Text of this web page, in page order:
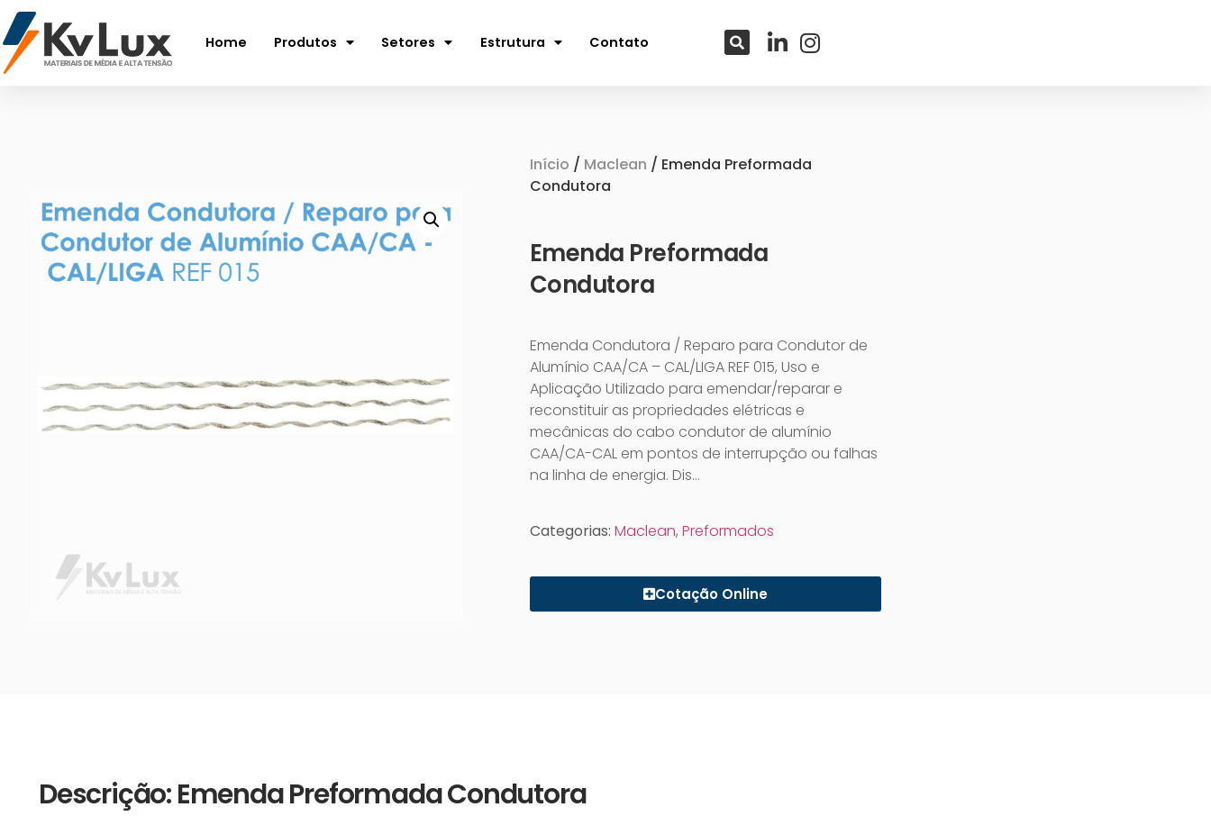
Home Produtos Setores Estrutura Contato
Início / Maclean / Emenda Preformada
Condutora
Emenda Preformada
Condutora
Emenda Condutora / Reparo para Condutor de
Alumínio CAA/CA – CAL/LIGA REF 015, Uso e
Aplicação Utilizado para emendar/reparar e
reconstituir as propriedades elétricas e
mecânicas do cabo condutor de alumínio
CAA/CA-CAL em pontos de interrupção ou falhas
na linha de energia. Dis…
Categorias: Maclean, Preformados
Cotação Online
Descrição: Emenda Preformada Condutora